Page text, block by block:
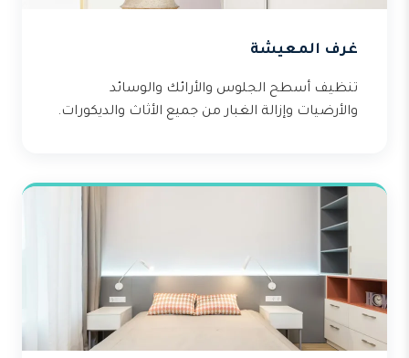
غرف المعيشة
تنظيف أسطح الجلوس والأرائك والوسائد
والأرضيات وإزالة الغبار من جميع الأثاث والديكورات.